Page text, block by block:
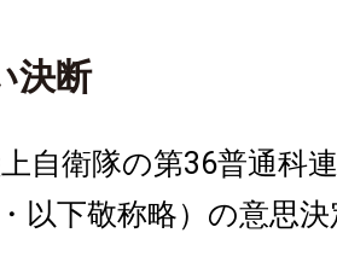
決断
自衛隊の第36普通科
以下敬称略）の意思